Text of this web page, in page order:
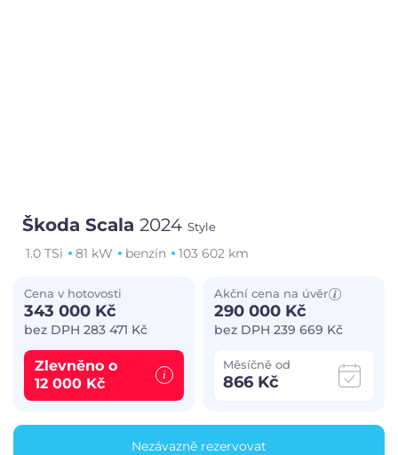
Škoda Scala2024 Style
1.0 TSi 81 kW benzín 103 602 km
Měsíčně od
866 Kč
Akční cena na úvěr
290 000 Kč
bez DPH 239 669 Kč
Zlevněno o
12 000 Kč
Cena v hotovosti
343 000 Kč
bez DPH 283 471 Kč
Nezávazně rezervovat